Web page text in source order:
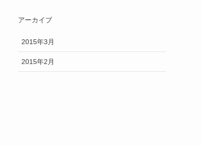
アーカイブ
2015年3月
2015年2月